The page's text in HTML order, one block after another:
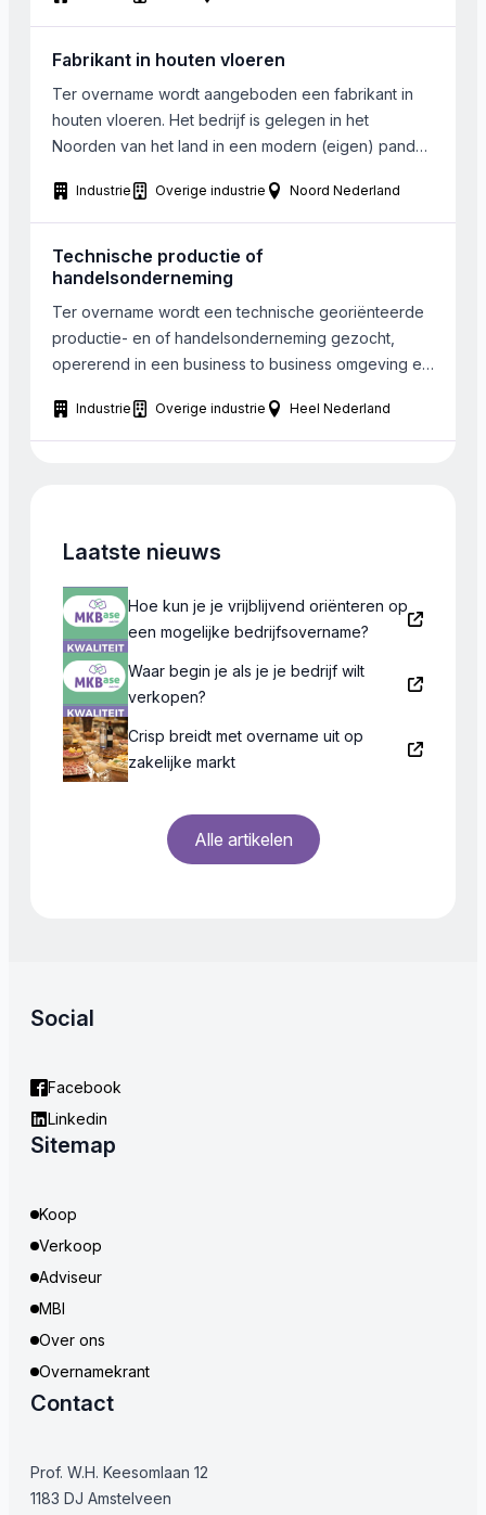
zijn.. Er is vooral interesse in de semiconductor,
optische, medische en defensie industrie. Maar op
Fabrikant in houten vloeren
Ter overname wordt aangeboden een fabrikant in
houten vloeren. Het bedrijf is gelegen in het
Noorden van het land in een modern (eigen) pand
huur (waarde 1.600.000 Euro). Het bedrijf is een
aantal jaar geleden volledig vernieuwd qua pand en
machinepark. Men verkoopt een kwaliteitsproduct
[…]
Industrie Overige industrie Noord Nederland
Technische productie of
handelsonderneming
Ter overname wordt een technische georiënteerde
productie- en of handelsonderneming gezocht,
opererend in een business to business omgeving en
dient gevestigd te zin in de regio Brabant, Zuid
(Midden) Holland en Antwerpen. Bij de gezochte
Industrie Overige industrie Heel Nederland
Laatste nieuws
Hoe kun je je vrijblijvend oriënteren op
een mogelijke bedrijfsovername?
Waar begin je als je je bedrijf wilt
verkopen?
Crisp breidt met overname uit op
zakelijke markt
Alle artikelen
Social
Facebook
Linkedin
Sitemap
Koop
Verkoop
Adviseur
MBI
Over ons
Overnamekrant
Contact
Prof. W.H. Keesomlaan 12
1183 DJ Amstelveen